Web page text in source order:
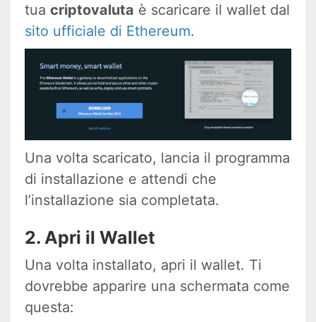
tua criptovaluta è scaricare il wallet dal
sito ufficiale di Ethereum.
Una volta scaricato, lancia il programma
di installazione e attendi che
l’installazione sia completata.
2. Apri il Wallet
Una volta installato, apri il wallet. Ti
dovrebbe apparire una schermata come
questa: